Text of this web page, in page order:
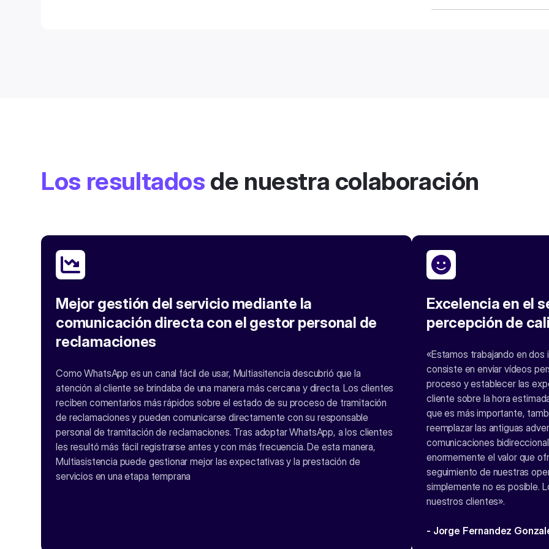
Los resultados de nuestra colaboración
Mejor gestión del servicio mediante la
comunicación directa con el gestor personal de
reclamaciones
Como WhatsApp es un canal fácil de usar, Multiasitencia descubrió que la
atención al cliente se brindaba de una manera más cercana y directa. Los clientes
reciben comentarios más rápidos sobre el estado de su proceso de tramitación
de reclamaciones y pueden comunicarse directamente con su responsable
personal de tramitación de reclamaciones. Tras adoptar WhatsApp, a los clientes
les resultó más fácil registrarse antes y con más frecuencia. De esta manera,
Multiasistencia puede gestionar mejor las expectativas y la prestación de
servicios en una etapa temprana
Excelencia en el
percepción de
«Estamos trabajando en dos
consiste en enviar vídeos
proceso y establecer las
cliente sobre la hora
que es más importante,
reemplazar las antiguas
comunicaciones
enormemente el valor que
seguimiento de nuestras
simplemente no es posible.
nuestros clientes».
- Jorge Fernandez